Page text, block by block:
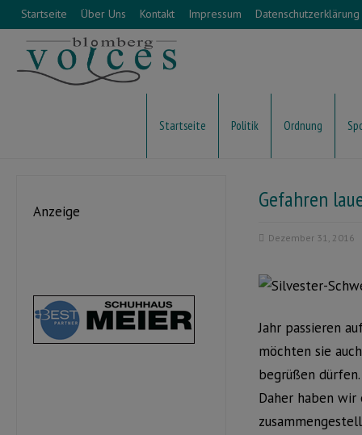
Startseite Über Uns Kontakt Impressum Datenschutzerklärung
Startseite Politik Ordnung
Gefahren
Dezember 31, 2016
Jahr passieren
möchten sie
begrüßen dürfen.
Daher haben
Anzeige